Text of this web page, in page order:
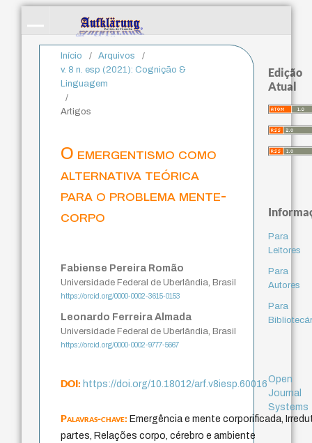
Início / Arquivos
/
v. 8 n. esp (2021): Cognição &
Linguagem
/
Artigos
O emergentismo como
alternativa teórica
para o problema mente-
corpo
Fabiense Pereira Romão
Universidade Federal de Uberlândia, Brasil
https://orcid.org/0000-0002-3615-0153
Leonardo Ferreira Almada
Universidade Federal de Uberlândia, Brasil
https://orcid.org/0000-0002-9777-5667
DOI:https://doi.org/10.18012/arf.v8iesp.60016
Palavras-chave:Emergência e mente corporificada,
partes, Relações corpo, cérebro e ambiente
Edição
Atual
Para
Leitores
Para
Autores
Para
Open
Journal
Systems